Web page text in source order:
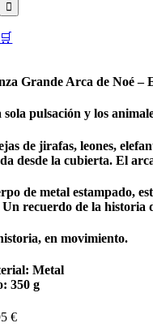
🛒
Grande Arca de Noé –
sola pulsación y los
de jirafas, leones,
desde la cubierta. El
de metal estampado,
Un recuerdo de la historia
en movimiento.
Metal
350 g
€